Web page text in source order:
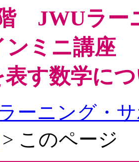
階 JWUラ
ンミニ講座
表す数学に
ラーニング・
> このページ